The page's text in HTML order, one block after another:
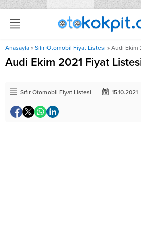
Anasayfa » Sıfır Otomobil Fiyat Listesi » Audi Ekim
Audi Ekim 2021 Fiyat
Sıfır Otomobil Fiyat Listesi 15.10.2021